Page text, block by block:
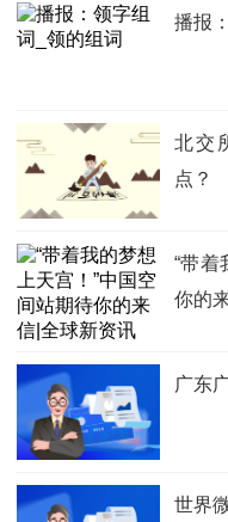
播报
北交
点？
“带着
你的
广东
世界